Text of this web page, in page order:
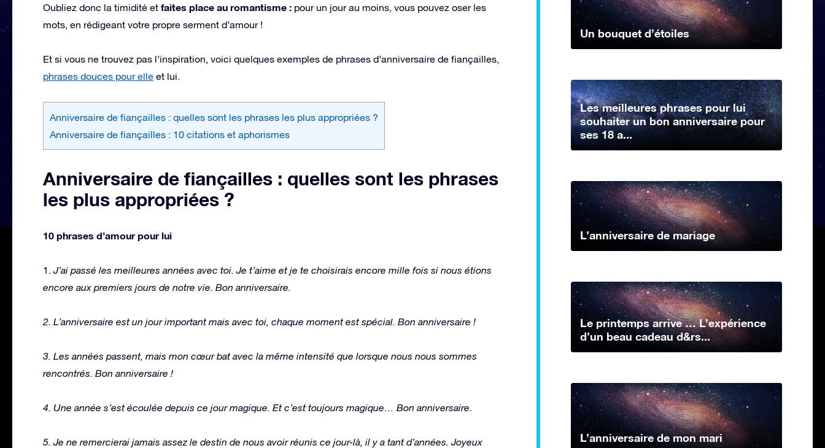
Oubliez donc la timidité et faites place au romantisme : pour un jour au moins, vous pouvez oser les
mots, en rédigeant votre propre serment d’amour !
Et si vous ne trouvez pas l’inspiration, voici quelques exemples de phrases d’anniversaire de fiançailles,
phrases douces pour elle et lui.
Anniversaire de fiançailles : quelles sont les phrases les plus appropriées ?
Anniversaire de fiançailles : 10 citations et aphorismes
Anniversaire de fiançailles : quelles sont les phrases
les plus appropriées ?
10 phrases d’amour pour lui
1.J’ai passé les meilleures années avec toi. Je t’aime et je te choisirais encore mille fois si nous étions
encore aux premiers jours de notre vie. Bon anniversaire.
2. L’anniversaire est un jour important mais avec toi, chaque moment est spécial. Bon anniversaire !
3. Les années passent, mais mon cœur bat avec la même intensité que lorsque nous nous sommes
rencontrés. Bon anniversaire !
4. Une année s’est écoulée depuis ce jour magique. Et c’est toujours magique… Bon anniversaire.
5. Je ne remercierai jamais assez le destin de nous avoir réunis ce jour-là, il y a tant d’années. Joyeux
Un bouquet d’étoiles
Les meilleures phrases pour lui
souhaiter un bon anniversaire pour
ses 18 a...
L’anniversaire de mariage
Le printemps arrive … L’expérience
d’un beau cadeau d&rs...
L’anniversaire de mon mari